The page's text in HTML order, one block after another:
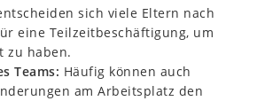
sich viele Eltern nach
eine Teilzeitbeschäftigung, um
zu haben.
Teams: Häufig können auch
am Arbeitsplatz den